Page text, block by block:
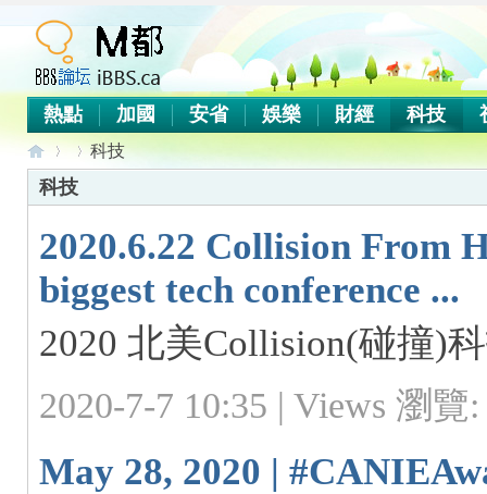
熱點 加國 安省 娛樂 財經 科技
iB › ›
科技
科技
2020.6.22 Collision From
biggest tech conference ...
2020 北美Collision(碰撞)
2020-7-7 10:35 | Views 瀏覽
May 28, 2020 |